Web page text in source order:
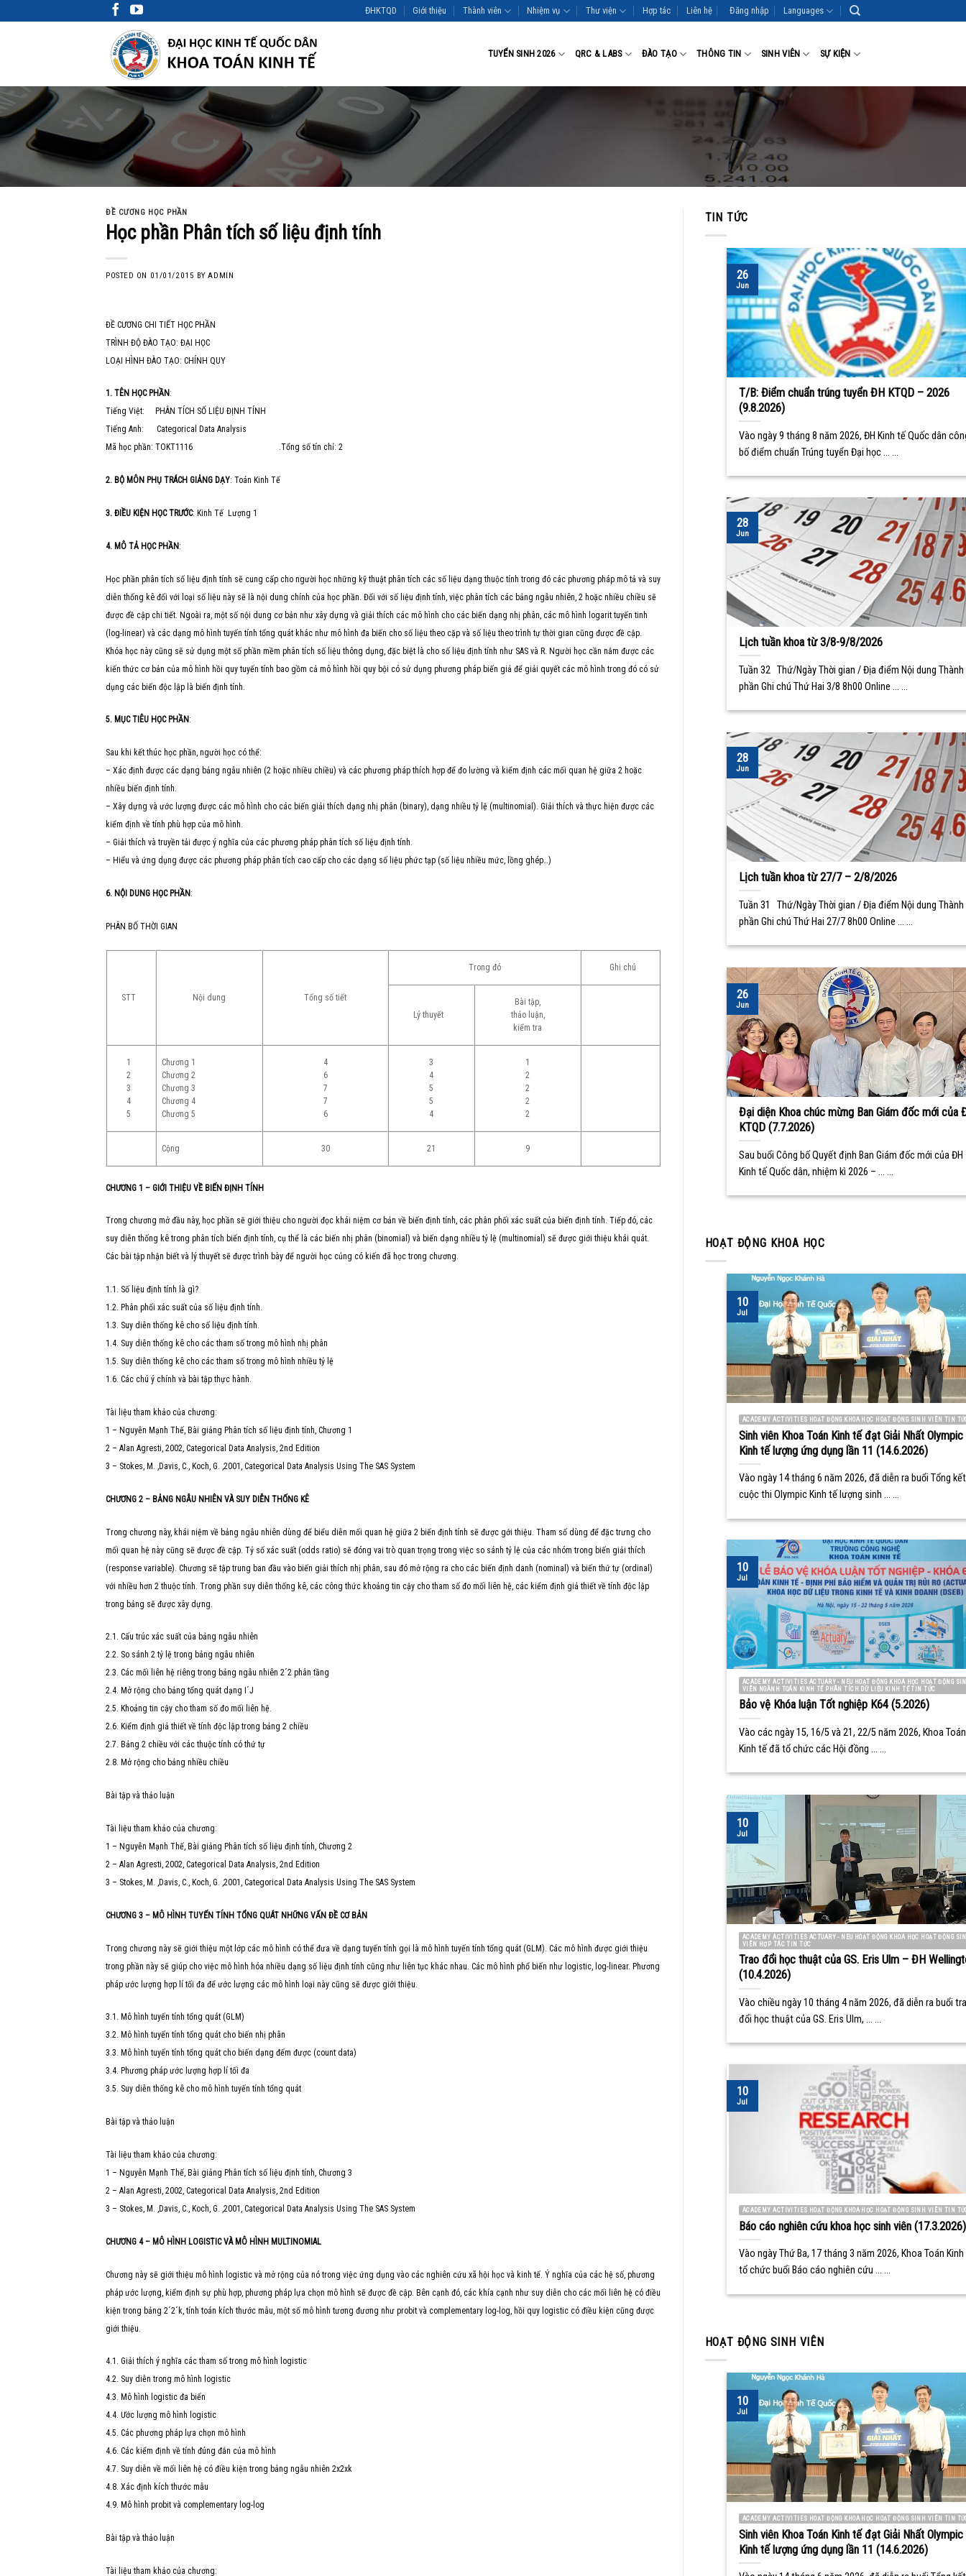
to
ĐHKTQD Giới thiệu Thành viên Nhiệm vụ Thư viện Hợp tác Liên hệ Đăng nhập Languages
TUYỂN SINH 2026 QRC & LABS ĐÀO TẠO THÔNG TIN SINH VIÊN SỰ KIỆN
ĐỀ CƯƠNG HỌC PHẦN
Học phần Phân tích số liệu định tính
POSTED ON 01/01/2015 BYADMIN
ĐỀ CƯƠNG CHI TIẾT HỌC PHẦN
TRÌNH ĐỘ ĐÀO TẠO: ĐẠI HỌC
LOẠI HÌNH ĐÀO TẠO: CHÍNH QUY
1. TÊN HỌC PHẦN :
Tiếng Việt: PHÂN TÍCH SỐ LIỆU ĐỊNH TÍNH
Tiếng Anh: Categorical Data Analysis
Mã học phần: TOKT1116 .Tổng số tín chỉ: 2
2. BỘ MÔN PHỤ TRÁCH GIẢNG DẠY: Toán Kinh Tế
3. ĐIỀU KIỆN HỌC TRƯỚC: Kinh Tế Lượng 1
4. MÔ TẢ HỌC PHẦN:
Học phần phân tích số liệu định tính sẽ cung cấp cho người học những kỹ thuật phân tích các số liệu dạng thuộc tính trong đó các phương pháp mô tả và suy
diễn thống kê đối với loại số liệu này sẽ là nội dung chính của học phần. Đối với số liệu định tính, việc phân tích các bảng ngẫu nhiên, 2 hoặc nhiều chiều sẽ
được đề cập chi tiết. Ngoài ra, một số nội dung cơ bản như xây dựng và giải thích các mô hình cho các biến dạng nhị phân, các mô hình logarit tuyến tinh
(log-linear) và các dạng mô hình tuyến tính tổng quát khác như mô hình đa biến cho số liệu theo cặp và số liệu theo trình tự thời gian cũng được đề cập.
Khóa học này cũng sẽ sử dụng một số phần mềm phân tích số liệu thông dụng, đặc biệt là cho số liệu định tính như SAS và R. Người học cần nắm được các
kiến thức cơ bản của mô hình hồi quy tuyến tính bao gồm cả mô hình hồi quy bội có sử dụng phương pháp biến giả để giải quyết các mô hình trong đó có sử
dụng các biến độc lập là biến định tính.
5. MỤC TIÊU HỌC PHẦN :
Sau khi kết thúc học phần, người học có thể:
– Xác định được các dạng bảng ngẫu nhiên (2 hoặc nhiều chiều) và các phương pháp thích hợp để đo lường và kiểm định các mối quan hệ giữa 2 hoặc
nhiều biến định tính.
– Xây dựng và ước lượng được các mô hình cho các biến giải thích dạng nhị phân (binary), dạng nhiều tỷ lệ (multinomial). Giải thích và thực hiện được các
kiểm định về tính phù hợp của mô hình.
– Giải thích và truyền tải được ý nghĩa của các phương pháp phân tích số liệu định tính.
– Hiểu và ứng dụng được các phương pháp phân tích cao cấp cho các dạng số liệu phức tạp (số liệu nhiều mức, lồng ghép…)
6. NỘI DUNG HỌC PHẦN :
PHÂN BỐ THỜI GIAN
STT Nội dung Tổng số tiết
Trong đó Ghi chú
Lý thuyết
Bài tập,
thảo luận,
kiểm tra
1
2
3
4
5
Chương 1
Chương 2
Chương 3
Chương 4
Chương 5
4
6
7
7
6
3
4
5
5
4
1
2
2
2
2
Cộng 30 21 9
CHƯƠNG 1 – GIỚI THIỆU VỀ BIẾN ĐỊNH TÍNH
Trong chương mở đầu này, học phần sẽ giới thiệu cho người đọc khái niệm cơ bản về biến định tính, các phân phối xác suất của biến định tính. Tiếp đó, các
suy diễn thống kê trong phân tích biến định tính, cụ thể là các biến nhị phân (binomial) và biến dạng nhiều tỷ lệ (multinomial) sẽ được giới thiệu khái quát.
Các bài tập nhận biết và lý thuyết sẽ được trình bày để người học củng có kiến đã học trong chương.
1.1. Số liệu định tính là gì?
1.2. Phân phối xác suất của số liệu định tính.
1.3. Suy diễn thống kê cho số liệu định tính.
1.4. Suy diễn thống kê cho các tham số trong mô hình nhị phân
1.5. Suy diễn thống kê cho các tham số trong mô hình nhiều tỷ lệ
1.6. Các chú ý chính và bài tập thực hành.
Tài liệu tham khảo của chương:
1 – Nguyễn Mạnh Thế, Bài giảng Phân tích số liệu định tính, Chương 1
2 – Alan Agresti, 2002, Categorical Data Analysis, 2nd Edition
3 – Stokes, M. ,Davis, C., Koch, G. ,2001, Categorical Data Analysis Using The SAS System
CHƯƠNG 2 – BẢNG NGẪU NHIÊN VÀ SUY DIỄN THỐNG KÊ
Trong chương này, khái niệm về bảng ngẫu nhiên dùng để biểu diễn mối quan hệ giữa 2 biến định tính sẽ được gới thiệu. Tham số dùng để đặc trưng cho
mối quan hệ này cũng sẽ được đề cập. Tỷ số xác suất (odds ratio) sẽ đóng vai trò quan trọng trong việc so sánh tỷ lệ của các nhóm trong biến giải thích
(response variable). Chương sẽ tập trung ban đầu vào biến giải thích nhị phân, sau đó mở rộng ra cho các biến định danh (nominal) và biến thứ tự (ordinal)
với nhiều hơn 2 thuộc tính. Trong phần suy diễn thống kê, các công thức khoảng tin cậy cho tham số đo mối liên hệ, các kiểm định giả thiết về tính độc lập
trong bảng sẽ được xây dựng.
2.1. Cấu trúc xác suất của bảng ngẫu nhiên
2.2. So sánh 2 tỷ lệ trong bảng ngẫu nhiên
2.3. Các mối liên hệ riêng trong bảng ngẫu nhiên 2´2 phân tầng
2.4. Mở rộng cho bảng tổng quát dạng I´J
2.5. Khoảng tin cậy cho tham số đo mối liên hệ.
2.6. Kiểm định giả thiết về tính độc lập trong bảng 2 chiều
2.7. Bảng 2 chiều với các thuộc tính có thứ tự
2.8. Mở rộng cho bảng nhiều chiều
Bài tập và thảo luận
Tài liệu tham khảo của chương:
1 – Nguyễn Mạnh Thế, Bài giảng Phân tích số liệu định tính, Chương 2
2 – Alan Agresti, 2002, Categorical Data Analysis, 2nd Edition
3 – Stokes, M. ,Davis, C., Koch, G. ,2001, Categorical Data Analysis Using The SAS System
CHƯƠNG 3 – MÔ HÌNH TUYẾN TÍNH TỔNG QUÁT NHỮNG VẤN ĐỀ CƠ BẢN
Trong chương này sẽ giới thiệu một lớp các mô hình có thể đưa về dạng tuyến tính gọi là mô hình tuyến tính tổng quát (GLM). Các mô hình được giới thiệu
trong phần này sẽ giúp cho việc mô hình hóa nhiều dạng số liệu định tính cũng như liên tục khác nhau. Các mô hình phổ biến như logistic, log-linear. Phương
pháp ước lượng hợp lí tối đa để ước lượng các mô hình loại này cũng sẽ được giới thiệu.
3.1. Mô hình tuyến tính tổng quát (GLM)
3.2. Mô hình tuyến tính tổng quát cho biến nhị phân
3.3. Mô hình tuyến tính tổng quát cho biến dạng đếm được (count data)
3.4. Phương pháp ước lượng hợp lí tối đa
3.5. Suy diễn thống kê cho mô hình tuyến tính tổng quát
Bài tập và thảo luận
Tài liệu tham khảo của chương:
1 – Nguyễn Mạnh Thế, Bài giảng Phân tích số liệu định tính, Chương 3
2 – Alan Agresti, 2002, Categorical Data Analysis, 2nd Edition
3 – Stokes, M. ,Davis, C., Koch, G. ,2001, Categorical Data Analysis Using The SAS System
CHƯƠNG 4 – MÔ HÌNH LOGISTIC VÀ MÔ HÌNH MULTINOMIAL
Chương này sẽ giới thiệu mô hình logistic và mở rộng của nó trong việc ứng dụng vào các nghiên cứu xã hội học và kinh tế. Ý nghĩa của các hệ số, phương
pháp ước lượng, kiểm định sự phù hợp, phương pháp lựa chọn mô hình sẽ được đề cập. Bên cạnh đó, các khía cạnh như suy diễn cho các mối liên hệ có điều
kiện trong bảng 2´2´k, tính toán kích thước mẫu, một số mô hình tương đương như probit và complementary log-log, hồi quy logistic có điều kiện cũng được
giới thiệu.
4.1. Giải thích ý nghĩa các tham số trong mô hình logistic
4.2. Suy diễn trong mô hình logistic
4.3. Mô hình logistic đa biến
4.4. Ước lượng mô hình logistic
4.5. Các phương pháp lựa chọn mô hình
4.6. Các kiểm định về tính đúng đắn của mô hình
4.7. Suy diễn về mối liên hệ có điều kiện trong bảng ngẫu nhiên 2x2xk
4.8. Xác định kích thước mẫu
4.9. Mô hình probit và complementary log-log
Bài tập và thảo luận
Tài liệu tham khảo của chương:
TIN TỨC
T/B: Điểm chuẩn trúng tuyển ĐH KTQD – 2026
(9.8.2026)
Vào ngày 9 tháng 8 năm 2026, ĐH Kinh tế Quốc dân
bố điểm chuẩn Trúng tuyển Đại học ... ...
26
Jun
Lịch tuần khoa từ 3/8-9/8/2026
Tuần 32 Thứ/Ngày Thời gian / Địa điểm Nội dung Thành
phần Ghi chú Thứ Hai 3/8 8h00 Online ... ...
28
Jun
Lịch tuần khoa từ 27/7 – 2/8/2026
Tuần 31 Thứ/Ngày Thời gian / Địa điểm Nội dung Thành
phần Ghi chú Thứ Hai 27/7 8h00 Online ... ...
28
Jun
Đại diện Khoa chúc mừng Ban Giám đốc mới của
KTQD (7.7.2026)
Sau buổi Công bố Quyết định Ban Giám đốc mới của ĐH
Kinh tế Quốc dân, nhiệm kì 2026 – ... ...
26
Jun
HOẠT ĐỘNG KHOA HỌC
ACADEMY ACTIVITIES HOẠT ĐỘNG KHOA HỌC HOẠT ĐỘNG SINH VIÊN TIN
Sinh viên Khoa Toán Kinh tế đạt Giải Nhất Olympic
Kinh tế lượng ứng dụng lần 11 (14.6.2026)
Vào ngày 14 tháng 6 năm 2026, đã diễn ra buổi Tổng kết
cuộc thi Olympic Kinh tế lượng sinh ... ...
10
Jul
ACADEMY ACTIVITIES ACTUARY - NEU HOẠT ĐỘNG KHOA HỌC HOẠT ĐỘNG
VIÊN NGÀNH TOÁN KINH TẾ PHÂN TÍCH DỮ LIỆU KINH TẾ TIN TỨC
Bảo vệ Khóa luận Tốt nghiệp K64 (5.2026)
Vào các ngày 15, 16/5 và 21, 22/5 năm 2026, Khoa Toán
Kinh tế đã tổ chức các Hội đồng ... ...
10
Jul
ACADEMY ACTIVITIES ACTUARY - NEU HOẠT ĐỘNG KHOA HỌC HOẠT ĐỘNG
VIÊN HỢP TÁC TIN TỨC
Trao đổi học thuật của GS. Eris Ulm – ĐH
(10.4.2026)
Vào chiều ngày 10 tháng 4 năm 2026, đã diễn ra buổi
đổi học thuật của GS. Eris Ulm, ... ...
10
Jul
ACADEMY ACTIVITIES HOẠT ĐỘNG KHOA HỌC HOẠT ĐỘNG SINH VIÊN TIN
Báo cáo nghiên cứu khoa học sinh viên (17.3.2026)
Vào ngày Thứ Ba, 17 tháng 3 năm 2026, Khoa Toán
tổ chức buổi Báo cáo nghiên cứu ... ...
10
Jul
HOẠT ĐỘNG SINH VIÊN
ACADEMY ACTIVITIES HOẠT ĐỘNG KHOA HỌC HOẠT ĐỘNG SINH VIÊN TIN
Sinh viên Khoa Toán Kinh tế đạt Giải Nhất Olympic
Kinh tế lượng ứng dụng lần 11 (14.6.2026)
10
Jul